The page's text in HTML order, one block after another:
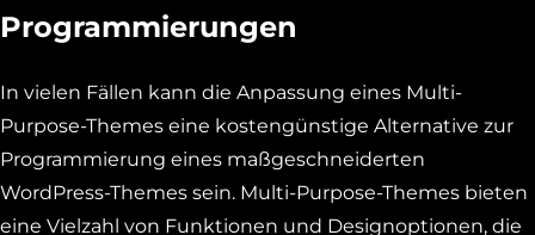
Programmierungen
In vielen Fällen kann die Anpassung eines Multi-
Purpose-Themes eine kostengünstige Alternative zur
Programmierung eines maßgeschneiderten
WordPress-Themes sein. Multi-Purpose-Themes bieten
eine Vielzahl von Funktionen und Designoptionen, die